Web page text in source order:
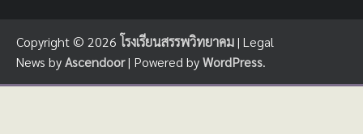
Copyright © 2026 โรงเรียนสรรพวิทยาคม| Legal
News byAscendoor| Powered byWordPress.